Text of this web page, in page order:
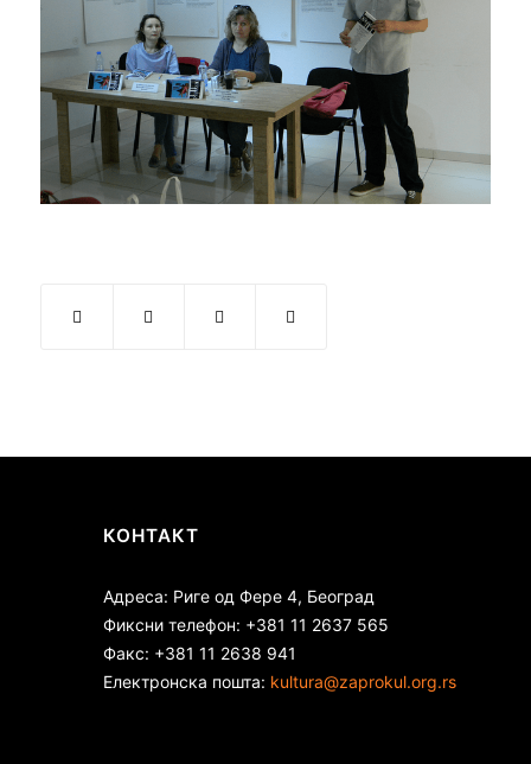
КОНТАКТ
Адреса: Риге од Фере 4, Београд
Фиксни телефон: +381 11 2637 565
Факс: +381 11 2638 941
Електронска пошта: kultura@zaprokul.org.rs